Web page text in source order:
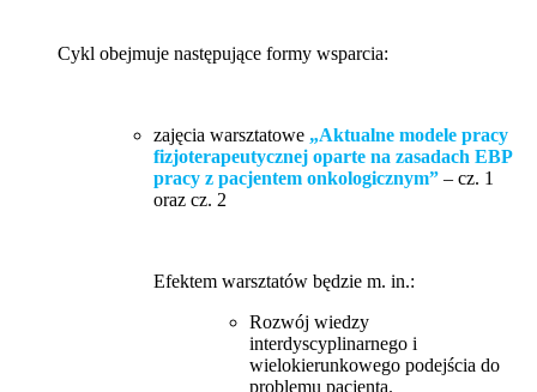
Cykl obejmuje następujące formy wsparcia:
zajęcia warsztatowe „Aktualne modele pracy
fizjoterapeutycznej oparte na zasadach EBP
pracy z pacjentem onkologicznym” – cz. 1
oraz cz. 2
Efektem warsztatów będzie m. in.:
Rozwój wiedzy
interdyscyplinarnego i
wielokierunkowego podejścia do
problemu pacjenta.